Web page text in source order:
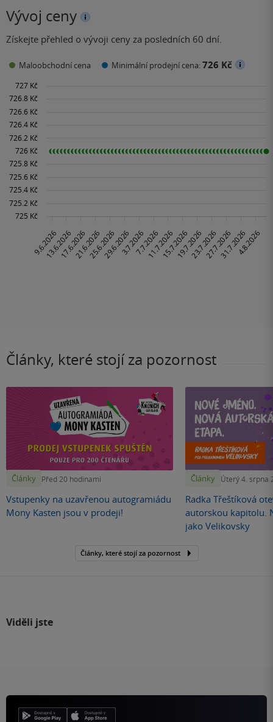
Vývoj ceny
Získejte přehled o vývoji ceny za posledních 60 dní.
Maloobchodní cena Minimální prodejní cena:726 Kč
Články, které stojí za pozornost
Články Před 20 hodinami
Vstupenky na uzavřenou autogramiádu
Mony Kasten jsou v prodeji!
Články Úterý 4. srpna
Radka Třeštíková
autorskou kapitolu.
jako Velikovsky
Články, které stojí za pozornost
Viděli jste